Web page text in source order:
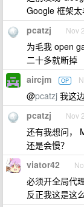
Google 框架
pcatzj Nov
为毛我 open
二十多就断掉
aircjm OP
@pcatzj 我这
pcatzj Nov
还有我想问，
还是会慢？
viator42
必须开全局代
反正我这是这